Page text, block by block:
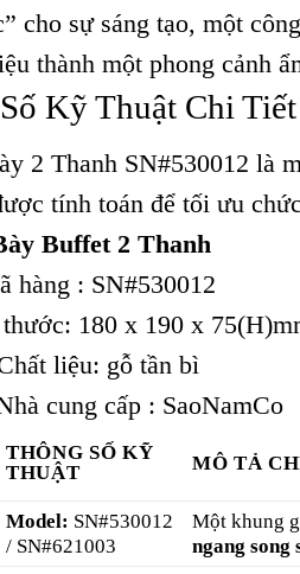
cho sự sáng tạo, một
thành một phong cảnh
Kỹ Thuật Chi
2 Thanh SN#530012 là
tính toán để tối ưu
Buffet 2 Thanh
hàng : SN#530012
180 x 190 x
liệu: gỗ tần bì
cung cấp : SaoNamCo
THÔNG SỐ KỸ
THUẬT
MÔ TẢ
Model: SN#530012
/ SN#621003
Một khung
ngang song